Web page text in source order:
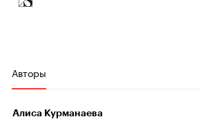
Авторы
Алиса Курманаева